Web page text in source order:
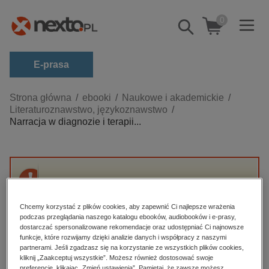
Pokaż/schowaj
wyszukiwarkę
0
E-prasa
Kategorie
Zobacz wszystkie E-prasa
biznesowe, branżowe, gospodarka
darmowe wydania
edukacja
hobby, sport, rozrywka
komputery, internet, technologie, informatyka
Strona główna ebooki
Naukowe i akademickie
Literaturoznawstwo, językoznawstwo
Narracja w diagnozie i terapii...
dostępny.
High-contrast mode
Chcemy korzystać z plików cookies, aby zapewnić Ci najlepsze wrażenia
podczas przeglądania naszego katalogu ebooków, audiobooków i e-prasy,
dostarczać spersonalizowane rekomendacje oraz udostępniać Ci najnowsze
funkcje, które rozwijamy dzięki analizie danych i współpracy z naszymi
partnerami. Jeśli zgadzasz się na korzystanie ze wszystkich plików cookies,
kliknij „Zaakceptuj wszystkie”. Możesz również dostosować swoje